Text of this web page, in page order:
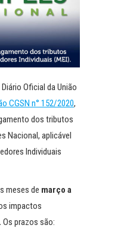
Oficial da União
CGSN n° 152/2020,
dos tributos
Nacional, aplicável
Individuais
meses de março a
impactos
Os prazos são: